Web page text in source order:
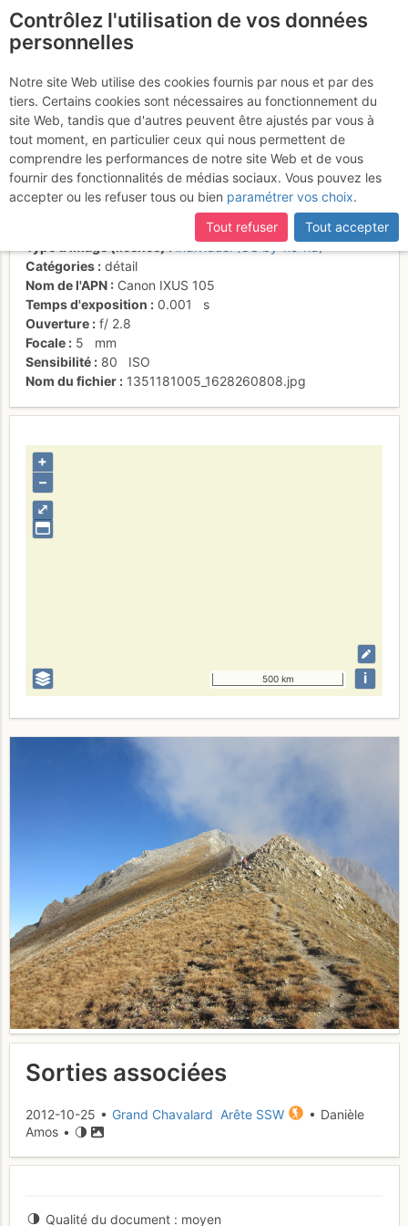
certaines pages ne sont plus accessibles, manquantes ou
incomplètes, déconnectez-vous puis reconnectez-vous à votre
compte sur le site.
Sur l'arête du Grand-
Chavalard
Activités
Date/heure
individuel (CC by-nc-nd)
Catégories
détail
Nom de l'APN
Canon IXUS 105
Temps d'exposition
0.001
s
Ouverture
f/ 2.8
Focale
5
mm
Sensibilité
80
ISO
Nom du fichier
1351181005_1628260808.jpg
⤢
+
–
500 km i
Sorties associées
2012-10-25 • Grand Chavalard Arête SSW
• Danièle
Amos •
Qualité du document moyen
Contrôlez l'utilisation de vos données
personnelles
Notre site Web utilise des cookies fournis par nous et par des
tiers. Certains cookies sont nécessaires au fonctionnement du
site Web, tandis que d'autres peuvent être ajustés par vous à
tout moment, en particulier ceux qui nous permettent de
comprendre les performances de notre site Web et de vous
fournir des fonctionnalités de médias sociaux. Vous pouvez les
accepter ou les refuser tous ou bien paramétrer vos choix.
Tout refuser
Tout accepter